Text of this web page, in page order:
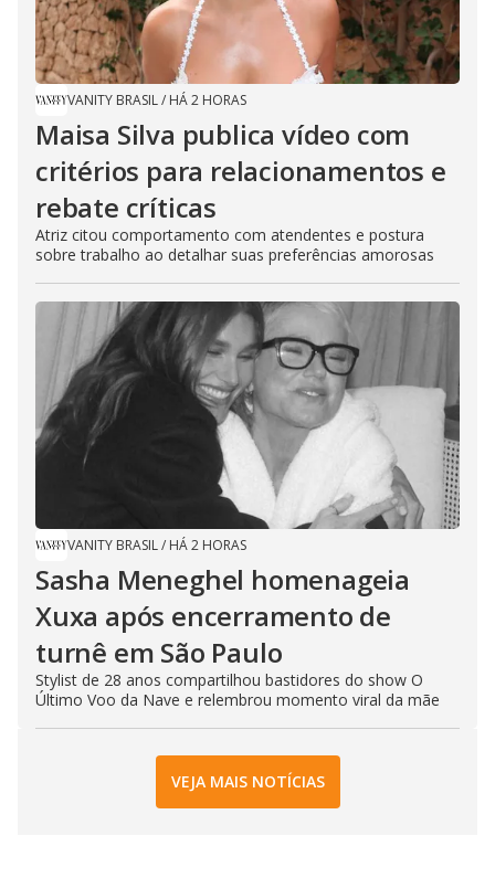
VANITY BRASIL/ HÁ 2 HORAS
Maisa Silva publica vídeo com
critérios para relacionamentos e
rebate críticas
Atriz citou comportamento com atendentes e postura
sobre trabalho ao detalhar suas preferências amorosas
VANITY BRASIL/ HÁ 2 HORAS
Sasha Meneghel homenageia
Xuxa após encerramento de
turnê em São Paulo
Stylist de 28 anos compartilhou bastidores do show O
Último Voo da Nave e relembrou momento viral da mãe
VEJA MAIS NOTÍCIAS